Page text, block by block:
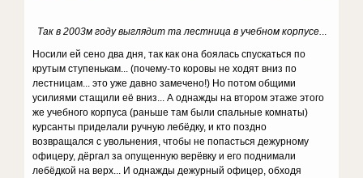
Так в 2003м году выглядит та лестница в учебном корпусе...
Носили ей сено два дня, так как она боялась спускаться по
крутым ступенькам... (почему-то коровы не ходят вниз по
лестницам... это уже давно замечено!) Но потом общими
усилиями стащили её вниз... А однажды на втором этаже этого
же учебного корпуса (раньше там были спальные комнаты)
курсанты приделали ручную лебёдку, и кто поздно
возвращался с увольнения, чтобы не попасться дежурному
офицеру, дёргал за опущенную верёвку и его поднимали
лебёдкой на верх... И однажды дежурный офицер, обходя